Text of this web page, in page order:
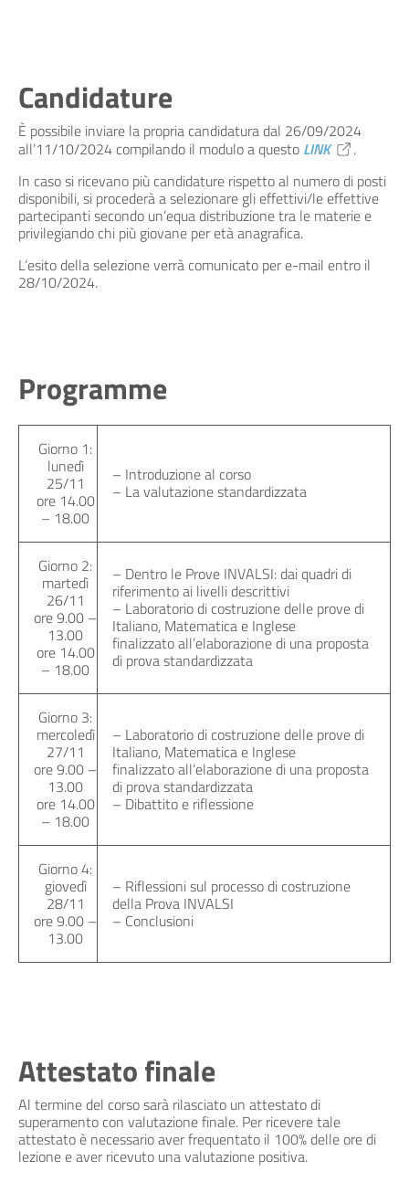
Candidature
È possibile inviare la propria candidatura dal 26/09/2024
all’11/10/2024 compilando il modulo a questo LINK
.
In caso si ricevano più candidature rispetto al numero di posti
disponibili, si procederà a selezionare gli effettivi/le effettive
partecipanti secondo un’equa distribuzione tra le materie e
privilegiando chi più giovane per età anagrafica.
L’esito della selezione verrà comunicato per e-mail entro il
28/10/2024.
Programme
Giorno 1:
lunedì
25/11
ore 14.00
– 18.00
– Introduzione al corso
– La valutazione standardizzata
Giorno 2:
martedì
26/11
ore 9.00 –
13.00
ore 14.00
– 18.00
– Dentro le Prove INVALSI: dai quadri di
riferimento ai livelli descrittivi
– Laboratorio di costruzione delle prove di
Italiano, Matematica e Inglese
finalizzato all’elaborazione di una proposta
di prova standardizzata
Giorno 3:
mercoledì
27/11
ore 9.00 –
13.00
ore 14.00
– 18.00
– Laboratorio di costruzione delle prove di
Italiano, Matematica e Inglese
finalizzato all’elaborazione di una proposta
di prova standardizzata
– Dibattito e riflessione
Giorno 4:
giovedì
28/11
ore 9.00 –
13.00
– Riflessioni sul processo di costruzione
della Prova INVALSI
– Conclusioni
Attestato finale
Al termine del corso sarà rilasciato un attestato di
superamento con valutazione finale. Per ricevere tale
attestato è necessario aver frequentato il 100% delle ore di
lezione e aver ricevuto una valutazione positiva.